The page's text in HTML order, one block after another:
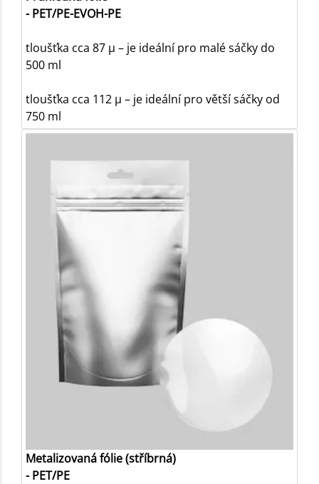
- PET/PE-EVOH-PE
tloušťka cca 87 µ – je ideální pro malé sáčky do
500 ml
tloušťka cca 112 µ – je ideální pro větší sáčky od
750 ml
Metalizovaná fólie (stříbrná)
- PET/PE